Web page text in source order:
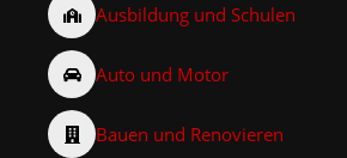
Ausbildung und Schulen
Auto und Motor
Bauen und Renovieren